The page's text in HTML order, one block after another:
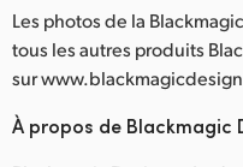
Les photos de la
tous les autres produits
sur
À propos de Blackmagic